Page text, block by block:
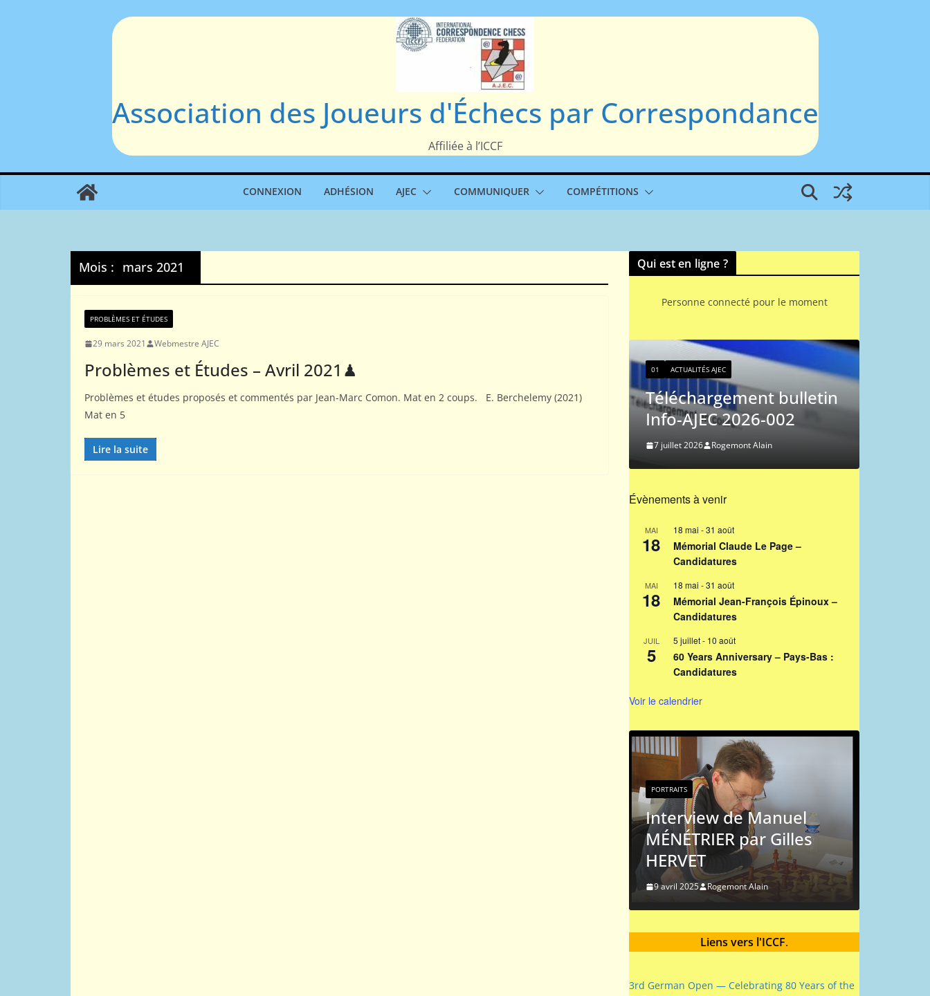
Association des Joueurs d'Échecs par Correspondance
Affiliée à l’ICCF
CONNEXION ADHÉSION AJEC COMMUNIQUER COMPÉTITIONS
Mois : mars 2021
PROBLÈMES ET ÉTUDES
29 mars 2021 Webmestre AJEC
Problèmes et Études – Avril 2021♟
Problèmes et études proposés et commentés par Jean-Marc Comon. Mat en 2 coups. E. Berchelemy (2021)
Mat en 5
Lire la suite
Qui est en ligne ?
Personne connecté pour le moment
Comment tester le jeu
01 ACTUALITÉS AJEC
Téléchargement bulletin
Info-AJEC 2026-002
7 juillet 2026 Rogemont Alain
Évènements à venir
MAI
18
18 mai -31 août
Mémorial Claude Le Page –
Candidatures
MAI
18
18 mai -31 août
Mémorial Jean-François Épinoux –
Candidatures
JUIL
5
5 juillet- 10 août
60 Years Anniversary – Pays-Bas :
Candidatures
Voir le calendrier
PORTRAITS
Interview de Manuel
MÉNÉTRIER par Gilles
HERVET
9 avril 2025 Rogemont Alain
Liens vers l'ICCF.
3rd German Open — Celebrating 80 Years of the